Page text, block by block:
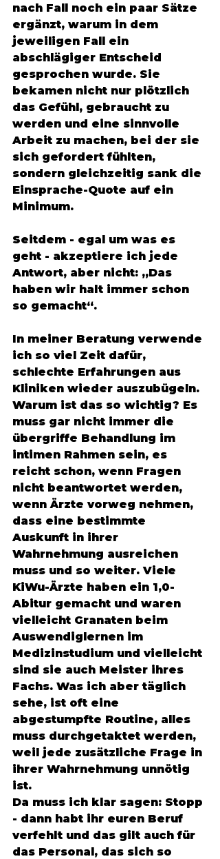
nach Fall noch ein paar Sätze
ergänzt, warum in dem
jeweiligen Fall ein
abschlägiger Entscheid
gesprochen wurde. Sie
bekamen nicht nur plötzlich
das Gefühl, gebraucht zu
werden und eine sinnvolle
Arbeit zu machen, bei der sie
sich gefordert fühlten,
sondern gleichzeitig sank die
Einsprache-Quote auf ein
Minimum.
Seitdem - egal um was es
geht - akzeptiere ich jede
Antwort, aber nicht: „Das
haben wir halt immer schon
so gemacht“.
In meiner Beratung verwende
ich so viel Zeit dafür,
schlechte Erfahrungen aus
Kliniken wieder auszubügeln.
Warum ist das so wichtig? Es
muss gar nicht immer die
übergriffe Behandlung im
intimen Rahmen sein, es
reicht schon, wenn Fragen
nicht beantwortet werden,
wenn Ärzte vorweg nehmen,
dass eine bestimmte
Auskunft in ihrer
Wahrnehmung ausreichen
muss und so weiter. Viele
KiWu-Ärzte haben ein 1,0-
Abitur gemacht und waren
vielleicht Granaten beim
Auswendiglernen im
Medizinstudium und vielleicht
sind sie auch Meister ihres
Fachs. Was ich aber täglich
sehe, ist oft eine
abgestumpfte Routine, alles
muss durchgetaktet werden,
weil jede zusätzliche Frage in
ihrer Wahrnehmung unnötig
ist.
Da muss ich klar sagen: Stopp
- dann habt ihr euren Beruf
verfehlt und das gilt auch für
das Personal, das sich so